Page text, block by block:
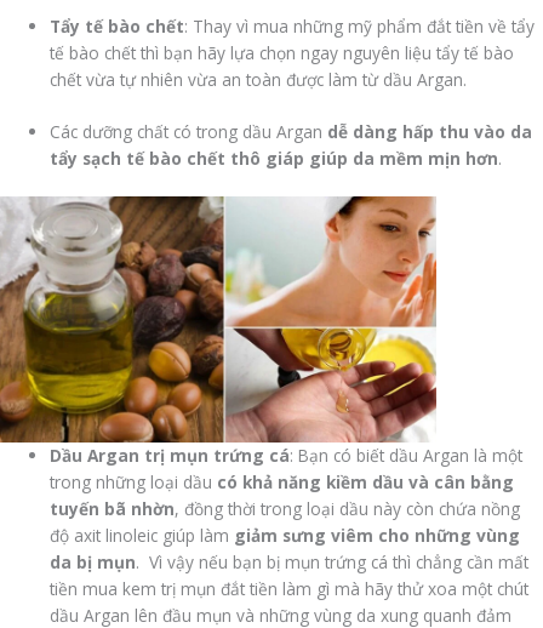
Tẩy tế bào chết: Thay vì mua những mỹ phẩm đắt tiền về tẩy
tế bào chết thì bạn hãy lựa chọn ngay nguyên liệu tẩy tế bào
chết vừa tự nhiên vừa an toàn được làm từ dầu Argan.
Các dưỡng chất có trong dầu Argan dễ dàng hấp thu vào da
tẩy sạch tế bào chết thô giáp giúp da mềm mịn hơn.
Dầu Argan trị mụn trứng cá: Bạn có biết dầu Argan là một
trong những loại dầu có khả năng kiềm dầu và cân bằng
tuyến bã nhờn, đồng thời trong loại dầu này còn chứa nồng
độ axit linoleic giúp làm giảm sưng viêm cho những vùng
da bị mụn. Vì vậy nếu bạn bị mụn trứng cá thì chẳng cần mất
tiền mua kem trị mụn đắt tiền làm gì mà hãy thử xoa một chút
dầu Argan lên đầu mụn và những vùng da xung quanh đảm